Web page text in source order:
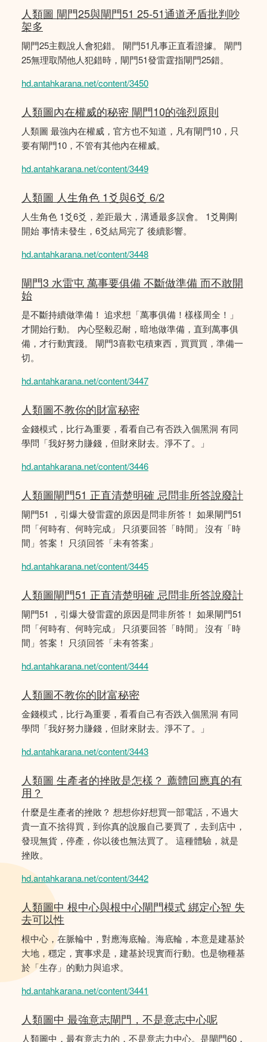
人類圖 閘門25與閘門51 25-51通道矛盾批判吵
架多
閘門25主觀說人會犯錯。 閘門51凡事正直看證據。 閘門
25無理取鬧他人犯錯時，閘門51發雷霆指閘門25錯。
hd.antahkarana.net/content/3450
人類圖內在權威的秘密 閘門10的強烈原則
人類圖 最強內在權威，官方也不知道，凡有閘門10，只
要有閘門10，不管有其他內在權威。
hd.antahkarana.net/content/3449
人類圖 人生角色 1爻與6爻 6/2
人生角色 1爻6爻，差距最大，溝通最多誤會。 1爻剛剛
開始 事情未發生，6爻結局完了 後續影響。
hd.antahkarana.net/content/3448
閘門3 水雷屯 萬事要俱備 不斷做準備 而不敢開
始
是不斷持續做準備！ 追求想「萬事俱備！樣樣周全！」
才開始行動。 內心堅毅忍耐，暗地做準備，直到萬事俱
備，才行動實踐。 閘門3喜歡屯積東西，買買買，準備一
切。
hd.antahkarana.net/content/3447
人類圖不教你的財富秘密
金錢模式，比行為重要，看看自己有否跌入個黑洞 有同
學問「我好努力賺錢，但財來財去。淨不了。」
hd.antahkarana.net/content/3446
人類圖閘門51 正直清楚明確 忌問非所答說廢計
閘門51 ，引爆大發雷霆的原因是問非所答！ 如果閘門51
問「何時有、何時完成」 只須要回答「時間」 沒有「時
間」答案！ 只須回答「未有答案」
hd.antahkarana.net/content/3445
人類圖閘門51 正直清楚明確 忌問非所答說廢計
閘門51 ，引爆大發雷霆的原因是問非所答！ 如果閘門51
問「何時有、何時完成」 只須要回答「時間」 沒有「時
間」答案！ 只須回答「未有答案」
hd.antahkarana.net/content/3444
人類圖不教你的財富秘密
金錢模式，比行為重要，看看自己有否跌入個黑洞 有同
學問「我好努力賺錢，但財來財去。淨不了。」
hd.antahkarana.net/content/3443
人類圖 生產者的挫敗是怎樣？ 薦體回應真的有
用？
什麼是生產者的挫敗？ 想想你好想買一部電話，不過大
貴一直不捨得買，到你真的說服自己要買了，去到店中，
發現無貨，停產，你以後也無法買了。 這種體驗，就是
挫敗。
hd.antahkarana.net/content/3442
人類圖中 根中心與根中心閘門模式 綁定心智 失
去可以性
根中心，在脈輪中，對應海底輪。海底輪，本意是建基於
大地，穩定，實事求是，建基於現實而行動。也是物種基
於「生存」的動力與追求。
hd.antahkarana.net/content/3441
人類圖中 最強意志閘門，不是意志中心呢
人類圖中，最有意志力的，不是意志力中心。是閘門60，